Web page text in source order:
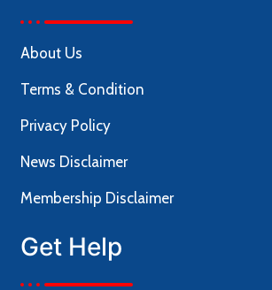
About Us
Terms & Condition
Privacy Policy
News Disclaimer
Membership Disclaimer
Get Help